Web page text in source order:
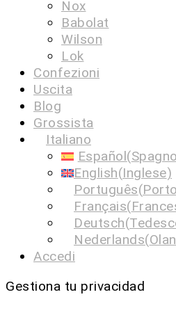
Nox
Babolat
Wilson
Lok
Confezioni
Uscita
Blog
Grossista
Italiano
Español(
English(Inglese)
Português(
Français(
Deutsch(
Nederlands(
Accedi
Gestiona tu privacidad